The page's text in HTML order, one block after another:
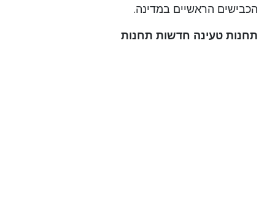
הכבישים הראשיים במדינה.
תחנות טעינה חדשות תחנות